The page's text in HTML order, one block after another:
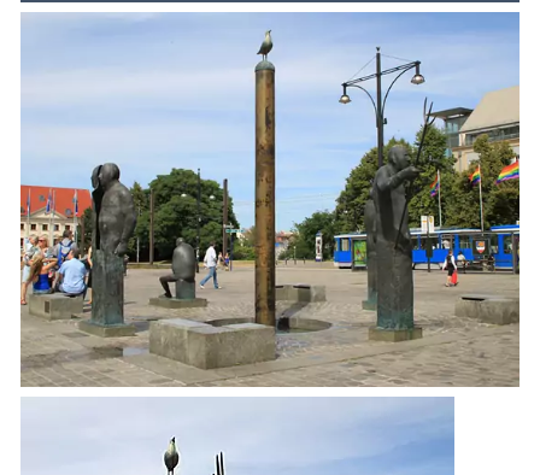
Naturzentren, Nationalparks
Parkanlagen & Gärten
Promenaden
Schlösser & Burgen
Seebrücken, Molen
Sehenswertes »Dies und Das«
Strandpromenaden, Flaniermeilen